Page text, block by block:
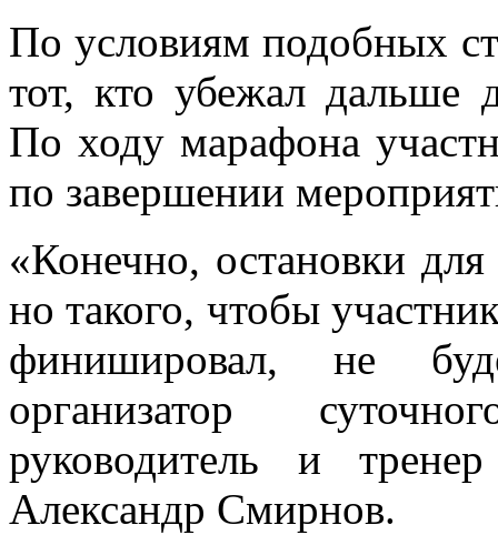
По условиям подобных
тот, кто убежал дальше
По ходу марафона
по завершении
«Конечно, остановки
но такого, чтобы
финишировал, не
организатор
руководитель и
Александр Смирнов.